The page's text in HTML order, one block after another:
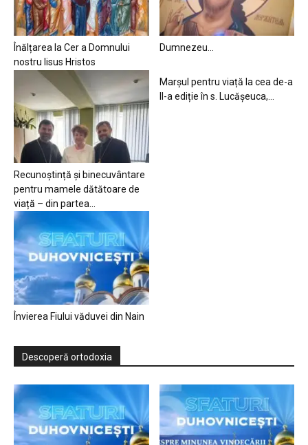
Înălțarea la Cer a Domnului
nostru Iisus Hristos
Dumnezeu…
Recunoștință și binecuvântare
pentru mamele dătătoare de
viață – din partea...
Marșul pentru viață la cea de-a
II-a ediție în s. Lucășeuca,...
Învierea Fiului văduvei din Nain
Descoperă ortodoxia